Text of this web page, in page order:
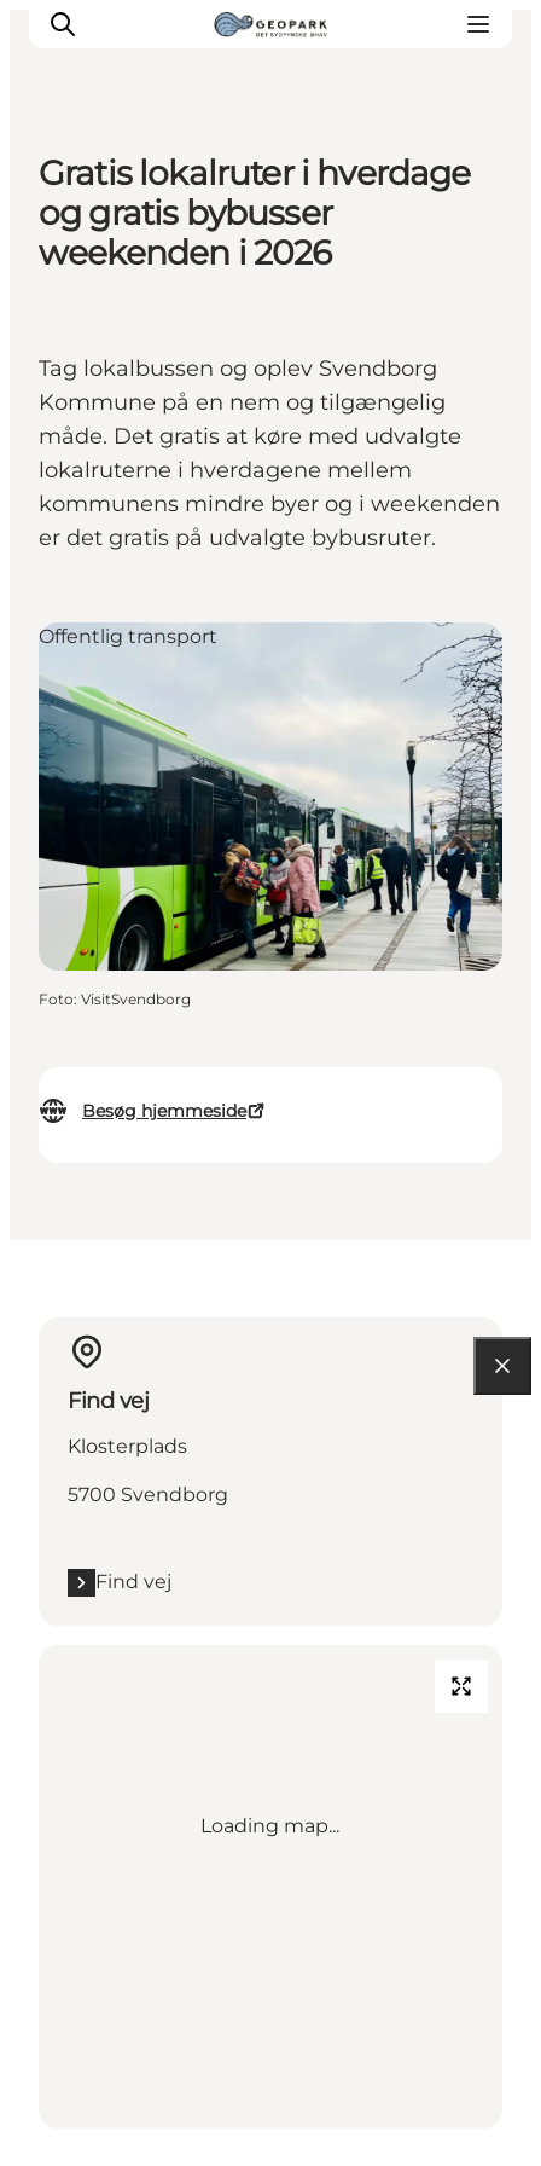
Gratis lokalruter i hverdage
og gratis bybusser
weekenden i 2026
Tag lokalbussen og oplev Svendborg
Kommune på en nem og tilgængelig
måde. Det gratis at køre med udvalgte
lokalruterne i hverdagene mellem
kommunens mindre byer og i weekenden
er det gratis på udvalgte bybusruter.
Besøg hjemmeside
Offentlig transport
Foto: VisitSvendborg
Find vej
Klosterplads
5700 Svendborg
Find vej
Loading map...